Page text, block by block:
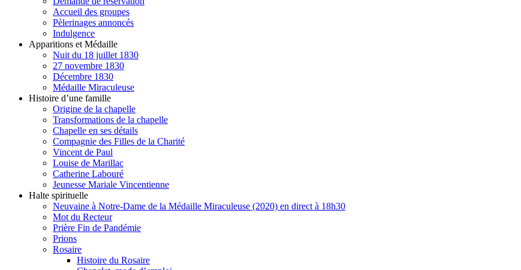
Accueil des groupes
Pèlerinages annoncés
Indulgence
Apparitions et Médaille
Nuit du 18 juillet 1830
27 novembre 1830
Décembre 1830
Médaille Miraculeuse
Histoire d’une famille
Origine de la chapelle
Transformations de la chapelle
Chapelle en ses détails
Compagnie des Filles de la Charité
Vincent de Paul
Louise de Marillac
Catherine Labouré
Jeunesse Mariale Vincentienne
Halte spirituelle
Neuvaine à Notre-Dame de la Médaille Miraculeuse (2020) en direct à 18h30
Mot du Recteur
Prière Fin de Pandémie
Prions
Rosaire
Histoire du Rosaire